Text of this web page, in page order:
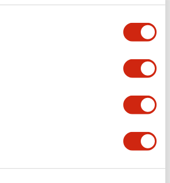
顯示全部+